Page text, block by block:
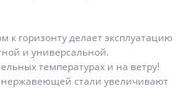
к горизонту делает эксплуатацию
и универсальной.
температурах и на ветру!
стали увеличивают